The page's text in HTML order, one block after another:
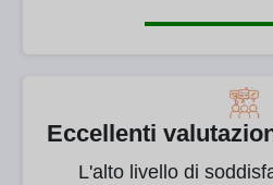
Eccellenti
L'alto livello di